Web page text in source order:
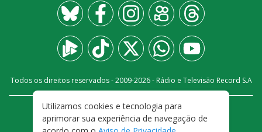
Todos os direitos reservados - 2009-2026- Rádio e Televisão Record S.A
FALE CONOSCO
PRIVACIDADE
TERMOS E CONDIÇÕES DE USO
Utilizamos cookies e tecnologia para
aprimorar sua experiência de navegação de